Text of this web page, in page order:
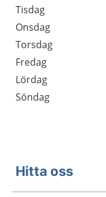
Tisdag
Onsdag
Torsdag
Fredag
Lördag
Söndag
Hitta oss